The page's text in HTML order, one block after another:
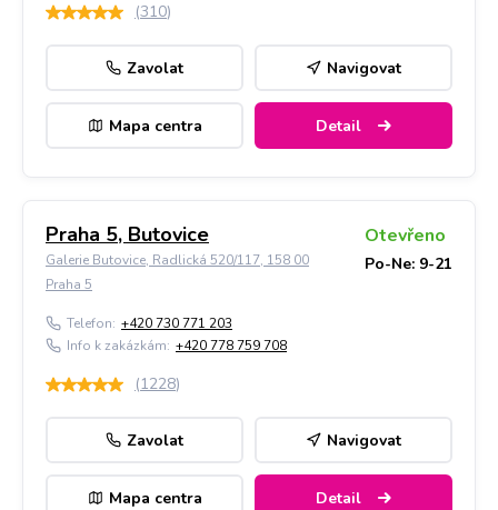
(310)
Zavolat Navigovat
Mapa centra Detail
Praha 5, Butovice
Galerie Butovice, Radlická 520/117, 158 00
Praha 5
Otevřeno
Po-Ne: 9-21
Telefon: +420 730 771 203
Info k zakázkám: +420 778 759 708
(1228)
Zavolat Navigovat
Mapa centra Detail